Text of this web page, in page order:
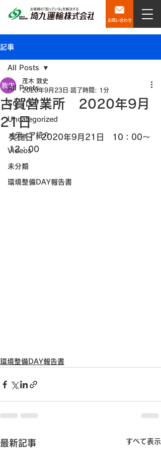
お問い合わせ
記事
All Posts
SQブログ
Uncategorized
メディア紹介
Videos
未分類
環境整備DAY報告書
All Posts
古賀営業所 2020年9月
21日
茂木 敦史
2020年9月23日 読了時間: 1分
実施日：2020年9月21日　10：00～
12：00
環境整備DAY報告書
最新記事 すべて表示